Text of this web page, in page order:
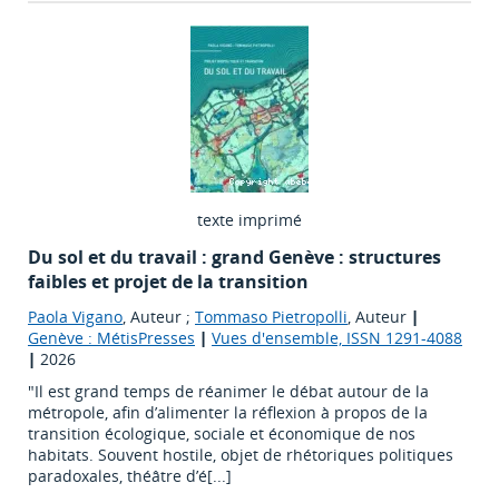
texte imprimé
Du sol et du travail : grand Genève : structures
faibles et projet de la transition
Paola Vigano, Auteur ; Tommaso Pietropolli, Auteur |
Genève : MétisPresses | Vues d'ensemble, ISSN 1291-4088
| 2026
"Il est grand temps de réanimer le débat autour de la
métropole, afin d’alimenter la réflexion à propos de la
transition écologique, sociale et économique de nos
habitats. Souvent hostile, objet de rhétoriques politiques
paradoxales, théâtre d’é[...]